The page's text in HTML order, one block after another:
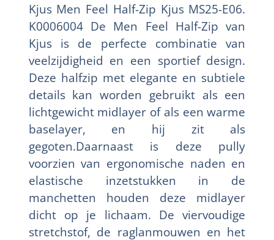
Kjus Men Feel Half-Zip Kjus MS25-E06.
K0006004 De Men Feel Half-Zip van
Kjus is de perfecte combinatie van
veelzijdigheid en een sportief design.
Deze halfzip met elegante en subtiele
details kan worden gebruikt als een
lichtgewicht midlayer of als een warme
baselayer, en hij zit als
gegoten.Daarnaast is deze pully
voorzien van ergonomische naden en
elastische inzetstukken in de
manchetten houden deze midlayer
dicht op je lichaam. De viervoudige
stretchstof, de raglanmouwen en het